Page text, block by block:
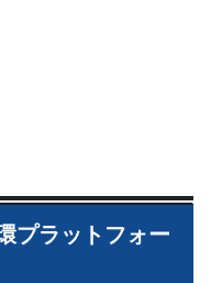
プラットフォー